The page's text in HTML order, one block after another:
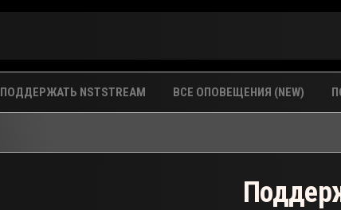
ПОДДЕРЖАТЬ NSTSTREAM ВСЕ ОПОВЕЩЕНИЯ (NEW)